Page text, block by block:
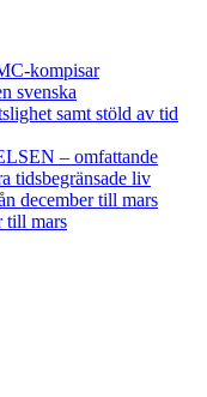
kompisar
svenska
samt stöld av tid
– omfattande
tidsbegränsade liv
december till mars
till mars